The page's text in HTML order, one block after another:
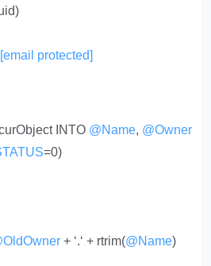
[email protected]
INTO @Name, @Owner
=0)
+ ‘.‘ + rtrim(@Name)